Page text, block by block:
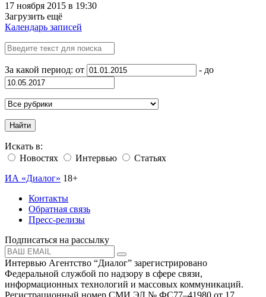
17 ноября 2015 в 19:30
Загрузить ещё
Календарь записей
За какой период: от - до
Найти
Искать в:
Новостях
Интервью
Статьях
ИА «Диалог» 18+
Контакты
Обратная связь
Пресс-релизы
Подписаться на рассылку
Интервью Агентство “Диалог” зарегистрировано
Федеральной службой по надзору в сфере связи,
информационных технологий и массовых коммуникаций.
Регистрационный номер СМИ ЭЛ № ФС77–41980 от 17